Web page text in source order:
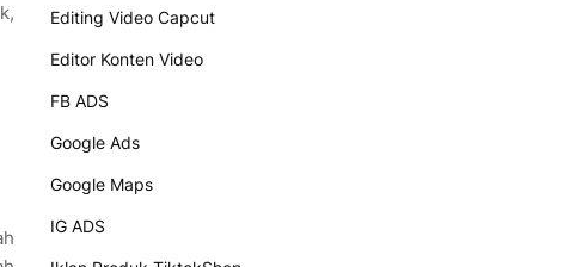
Editing Video Capcut
Editor Konten Video
FB ADS
Google Ads
Google Maps
IG ADS